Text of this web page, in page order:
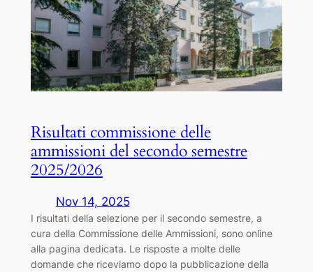
Risultati commissione delle
ammissioni del secondo semestre
2025/2026
Nov 14, 2025
I risultati della selezione per il secondo semestre, a
cura della Commissione delle Ammissioni, sono online
alla pagina dedicata. Le risposte a molte delle
domande che riceviamo dopo la pubblicazione della